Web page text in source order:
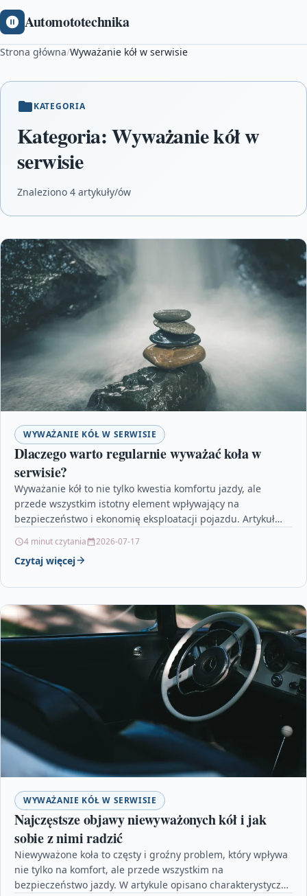
Automototechnika
Strona główna/Wyważanie kół w serwisie
KATEGORIA
Kategoria:Wyważanie kół w
serwisie
Znaleziono 4 artykuły/ów
WYWAŻANIE KÓŁ W SERWISIE
Dlaczego warto regularnie wyważać koła w
serwisie?
Wyważanie kół to nie tylko kwestia komfortu jazdy, ale
przede wszystkim istotny element wpływający na
bezpieczeństwo i ekonomię eksploatacji pojazdu. Artykuł
4 minut czytania 2026-07-17
Czytaj więcej
WYWAŻANIE KÓŁ W SERWISIE
Najczęstsze objawy niewyważonych kół i jak
sobie z nimi radzić
Niewyważone koła to częsty i groźny problem, który wpływa
nie tylko na komfort, ale przede wszystkim na
bezpieczeństwo jazdy. W artykule opisano charakterystyczne